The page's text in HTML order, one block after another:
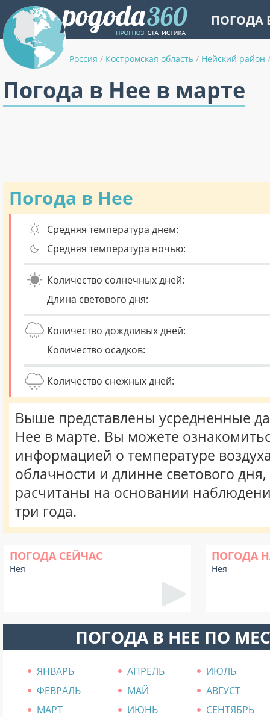
ПОГОДА
Россия / Костромская область / Нейский район /
Погода в Нее в марте
Погода в Нее
Средняя температура днем:
Средняя температура ночью:
Количество солнечных дней:
Длина светового дня:
Количество дождливых дней:
Количество осадков:
Количество снежных дней:
Выше представлены усредненные
Нее в марте. Вы можете
информацией о температуре
облачности и длинне светового
расчитаны на основании
три года.
ПОГОДА СЕЙЧАС
Нея
ПОГОДА
Нея
ПОГОДА В НЕЕ ПО
ЯНВАРЬ АПРЕЛЬ
ИЮЛЬ
ФЕВРАЛЬ
МАЙ
АВГУСТ
МАРТ
ИЮНЬ СЕНТЯБРЬ